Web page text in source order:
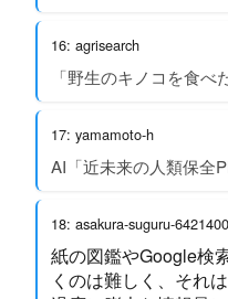
16: agrisearch
「野生のキノコを食べ
17: yamamoto-h
AI「近未来の人類保全
18: asakura-suguru-
紙の図鑑やGoogle検
くのは難しく、それ